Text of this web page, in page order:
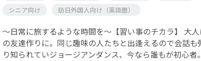
シニア向け
訪日外国人向け（英語圏）
～日常に旅するような時間を～【習い事のチカラ】 大
の友達作りに。同じ趣味の人たちと出逢えるので会話も
り知られていジョージアンダンス、今なら誰もが初心者。